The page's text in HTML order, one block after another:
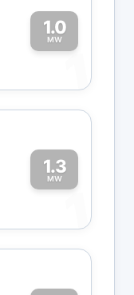
1.0
MW
1
1.3
MW
1